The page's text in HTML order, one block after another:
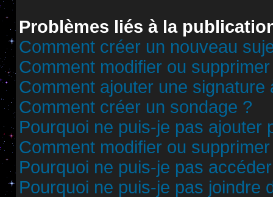
Problèmes liés à la
Comment créer un nouveau
Comment modifier ou
Comment ajouter une
Comment créer un sondage ?
Pourquoi ne puis-je pas ajouter
Comment modifier ou
Pourquoi ne puis-je pas
Pourquoi ne puis-je pas joindre